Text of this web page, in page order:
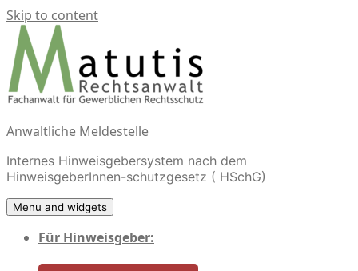
Skip to content
Anwaltliche Meldestelle
Internes Hinweisgebersystem nach dem
HinweisgeberInnen-schutzgesetz ( HSchG)
Menu and widgets
Für Hinweisgeber: